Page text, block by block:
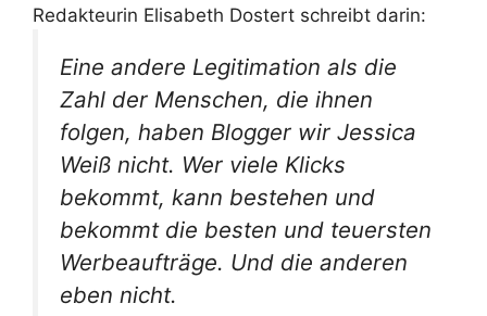
Redakteurin Elisabeth Dostert schreibt darin:
Eine andere Legitimation als die
Zahl der Menschen, die ihnen
folgen, haben Blogger wir Jessica
Weiß nicht. Wer viele Klicks
bekommt, kann bestehen und
bekommt die besten und teuersten
Werbeaufträge. Und die anderen
eben nicht.